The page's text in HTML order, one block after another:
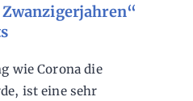
wie Corona die
ist eine sehr